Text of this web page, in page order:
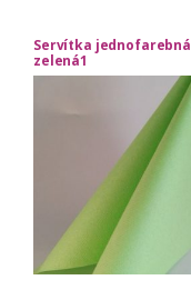
Servítka jednofarebná
zelená1